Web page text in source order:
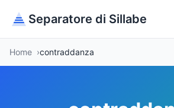
Separatore di Sillabe
Home contraddanza